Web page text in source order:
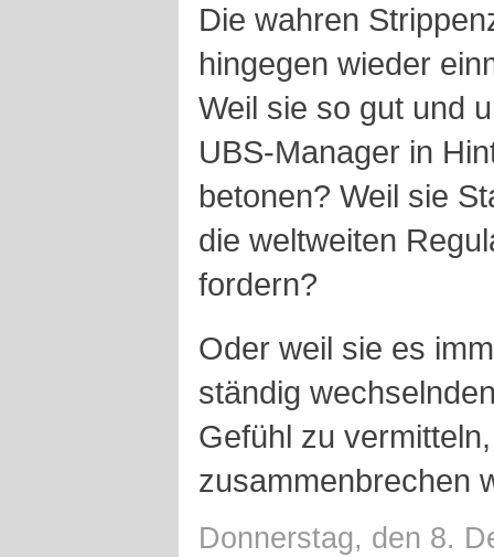
Die wahren
hingegen wieder
Weil sie so gut und
UBS-Manager in
betonen? Weil sie
die weltweiten
fordern?
Oder weil sie es
ständig
Gefühl zu
zusammenbrechen
Donnerstag, den 8.